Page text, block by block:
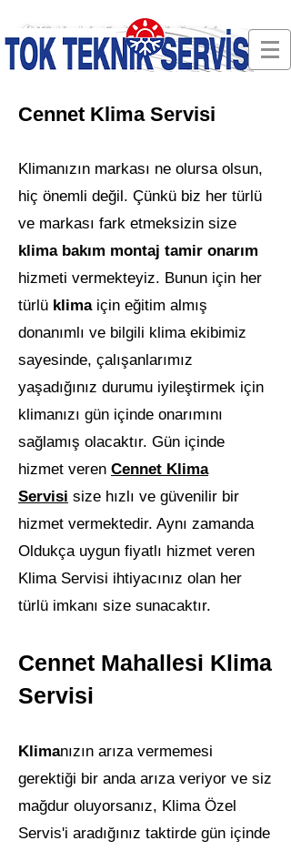
🛠 Türkiye'nin En Güvenilir Servisi
Cennet Klima Servisi
Klimanızın markası ne olursa olsun,
hiç önemli değil. Çünkü biz her türlü
ve markası fark etmeksizin size
klima bakım montaj tamir onarım
hizmeti vermekteyiz. Bunun için her
türlü klimaiçin eğitim almış
donanımlı ve bilgili klima ekibimiz
sayesinde, çalışanlarımız
yaşadığınız durumu iyileştirmek için
klimanızı gün içinde onarımını
sağlamış olacaktır. Gün içinde
hizmet veren Cennet Klima
Servisi size hızlı ve güvenilir bir
hizmet vermektedir. Aynı zamanda
Oldukça uygun fiyatlı hizmet veren
Klima Servisi ihtiyacınız olan her
türlü imkanı size sunacaktır.
Cennet Mahallesi Klima
Servisi
Klimanızın arıza vermemesi
gerektiği bir anda arıza veriyor ve siz
mağdur oluyorsanız, Klima Özel
Servis'i aradığınız taktirde gün içinde